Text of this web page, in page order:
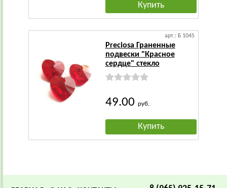
Купить
арт.: Б 1045
Preciosa Граненные
подвески "Красное
сердце" стекло
49.00 руб.
Купить